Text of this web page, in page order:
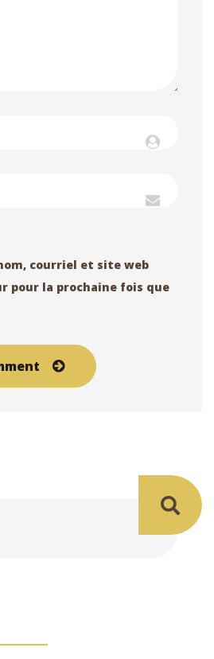
courriel et site web
pour la prochaine fois que